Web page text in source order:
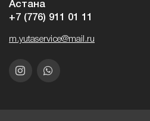
Астана
+7 (776) 911 01 11
m.yutaservice@mail.ru